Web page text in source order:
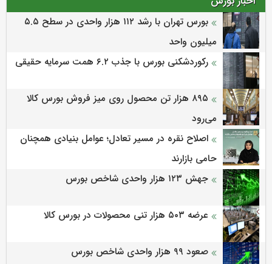
بورس تهران با رشد ۱۱۲ هزار واحدی در سطح ۵.۵
میلیون واحد
رکوردشکنی بورس با جذب ۶.۲ همت سرمایه حقیقی
۸۹۵ هزار تن محصول روی میز فروش بورس کالا
می‌‌رود
اصلاح نقره در مسیر تعادل؛ عوامل بنیادی همچنان
حامی بازارند
جهش ۱۲۳ هزار واحدی شاخص بورس
عرضه ۵۰۳ هزار تنی محصولات در بورس کالا
صعود ۹۹ هزار واحدی شاخص بورس